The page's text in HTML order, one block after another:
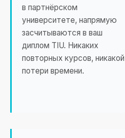
в партнёрском
университете, напрямую
засчитываются в ваш
диплом TIU. Никаких
повторных курсов, никакой
потери времени.